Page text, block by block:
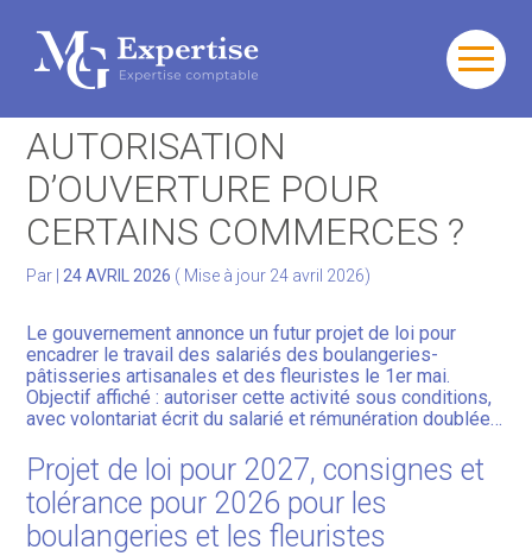
Aller
Gérer votre quotidien
Gérer votre patrimoine
Facturation Électronique
TRAVAIL LE 1ER MAI : UNE
AUTORISATION
D’OUVERTURE POUR
CERTAINS COMMERCES ?
Par 24 AVRIL 2026 ( Mise à jour 24 avril 2026)
Le gouvernement annonce un futur projet de loi pour
encadrer le travail des salariés des boulangeries-
pâtisseries artisanales et des fleuristes le 1er mai.
Objectif affiché : autoriser cette activité sous conditions,
avec volontariat écrit du salarié et rémunération doublée…
Projet de loi pour 2027, consignes et
tolérance pour 2026 pour les
boulangeries et les fleuristes